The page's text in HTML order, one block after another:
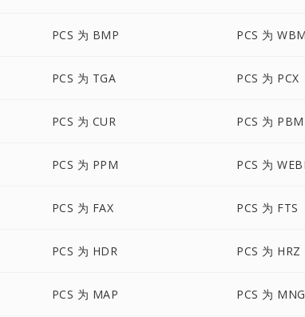
PCS 为 BMP PCS 为
PCS 为 TGA PCS 为 PCX
PCS 为 CUR PCS 为 PBM
PCS 为 PPM PCS 为
PCS 为 FAX PCS 为 FTS
PCS 为 HDR PCS 为 HRZ
PCS 为 MAP PCS 为 MNG